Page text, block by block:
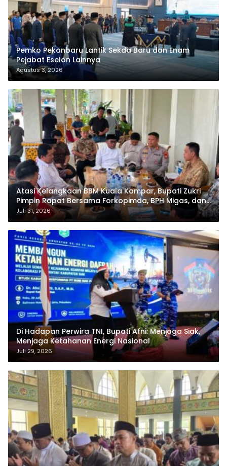
Pemko Pekanbaru Lantik Sekda Baru dan Enam
Pejabat Eselon Lainnya
Agustus 3, 2026
Atasi Kelangkaan BBM Kuala Kampar, Bupati Zukri
Pimpin Rapat Bersama Forkopimda, BPH Migas, dan
Pertamina
Juli 31, 2026
Di Hadapan Perwira TNI, Bupati Afni: Menjaga Siak,
Menjaga Ketahanan Energi Nasional
Juli 29, 2026